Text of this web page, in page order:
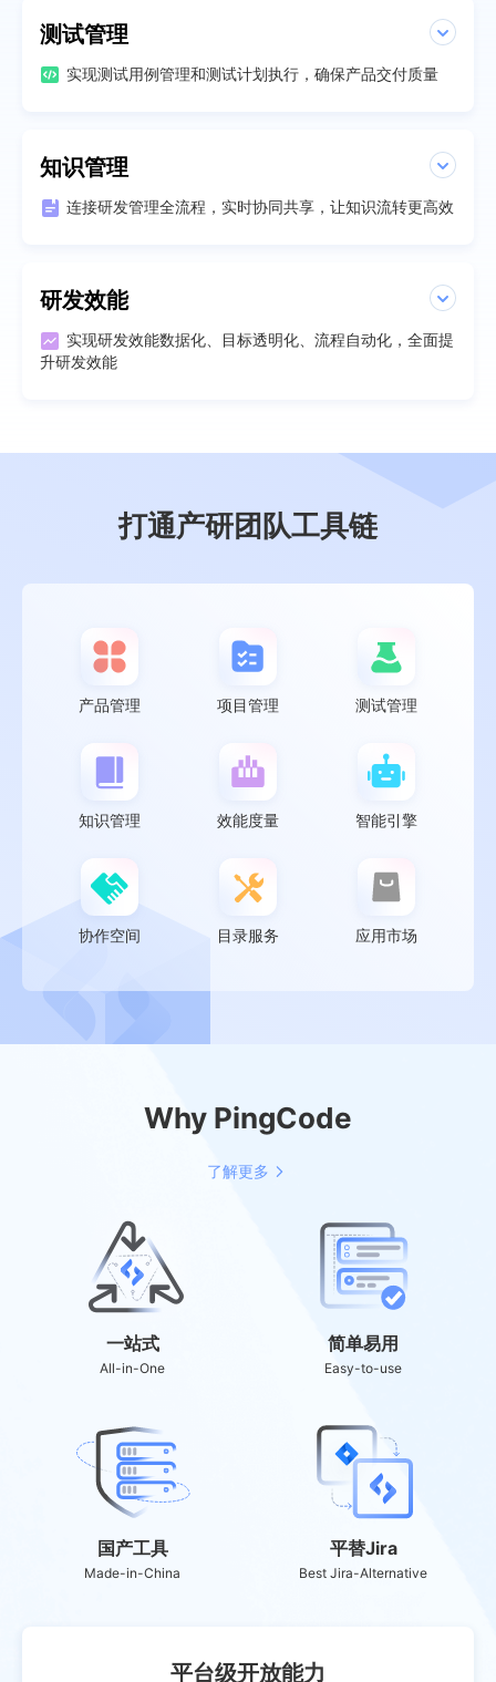
测试管理
实现测试用例管理和测试计划执行，确保产品交付质量
知识管理
连接研发管理全流程，实时协同共享，让知识流转更高效
研发效能
实现研发效能数据化、目标透明化、流程自动化，全面提
升研发效能
打通产研团队工具链
产品管理 项目管理 测试管理
知识管理 效能度量 智能引擎
协作空间 目录服务 应用市场
Why PingCode
了解更多
一站式
All-in-One
简单易用
Easy-to-use
国产工具
Made-in-China
平替Jira
Best Jira-Alternative
平台级开放能力